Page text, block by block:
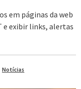
em páginas da web
e exibir links, alertas
Notícias